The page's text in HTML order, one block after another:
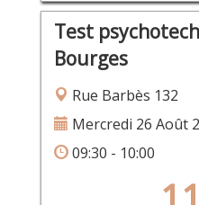
Test
Bourges
Rue Barbès 132
Mercredi 26 Août
09:30 - 10:00